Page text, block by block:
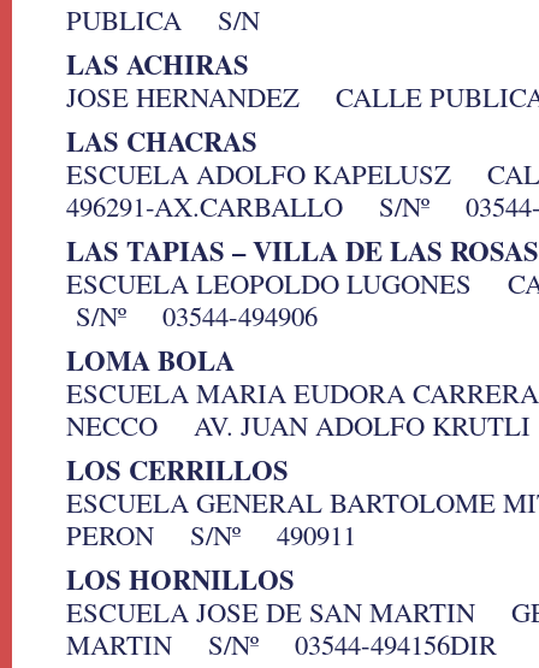
PUBLICA S/N
LAS ACHIRAS
JOSE HERNANDEZ CALLE
LAS CHACRAS
ESCUELA ADOLFO KAPELUSZ
496291-AX.CARBALLO S/Nº 03544-
LAS TAPIAS – VILLA DE LAS ROSAS
ESCUELA LEOPOLDO LUGONES
S/Nº 03544-494906
LOMA BOLA
ESCUELA MARIA EUDORA
NECCO AV. JUAN ADOLFO
LOS CERRILLOS
ESCUELA GENERAL BARTOLOME
PERON S/Nº 490911
LOS HORNILLOS
ESCUELA JOSE DE SAN MARTIN
MARTIN S/Nº 03544-494156DIR